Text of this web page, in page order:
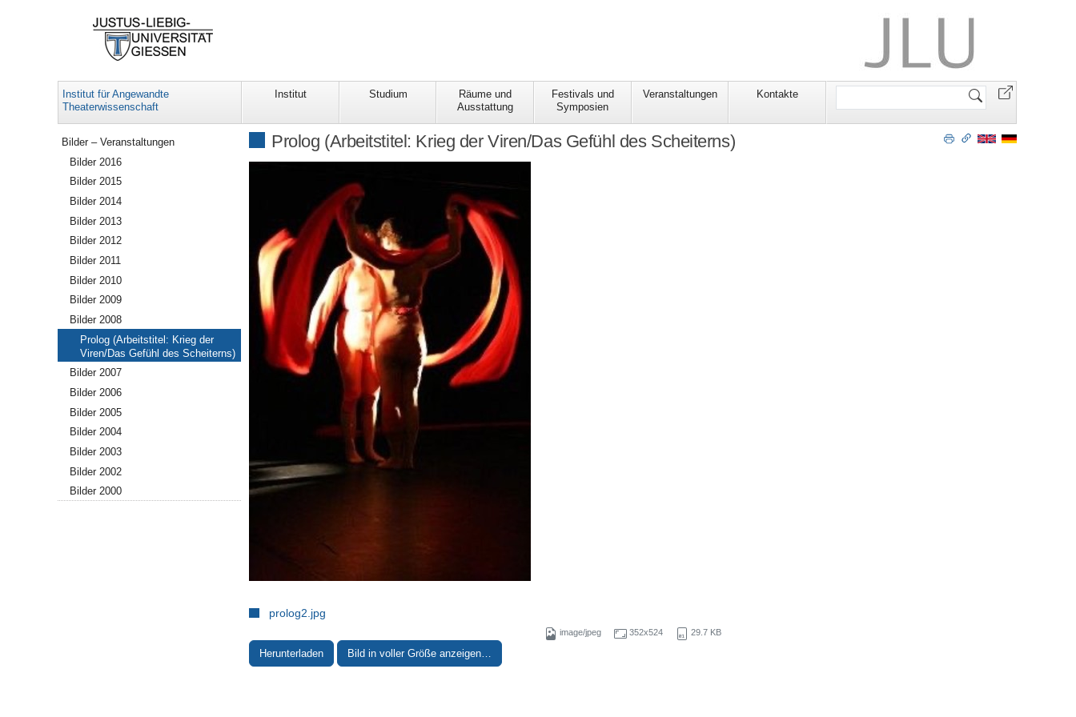
Institut für Angewandte
Theaterwissenschaft
Institut Studium
Räume und
Ausstattung
Festivals und
Symposien
Veranstaltungen Kontakte
Website
Prolog (Arbeitstitel: Krieg der Viren/Das Gefühl des Scheiterns)
prolog2.jpg
image/jpeg 352x524 29.7 KB
Herunterladen Bild in voller Größe anzeigen…
Navigation
Bilder – Veranstaltungen
Bilder 2016
Bilder 2015
Bilder 2014
Bilder 2013
Bilder 2012
Bilder 2011
Bilder 2010
Bilder 2009
Bilder 2008
Prolog (Arbeitstitel: Krieg der
Viren/Das Gefühl des Scheiterns)
Bilder 2007
Bilder 2006
Bilder 2005
Bilder 2004
Bilder 2003
Bilder 2002
Bilder 2000